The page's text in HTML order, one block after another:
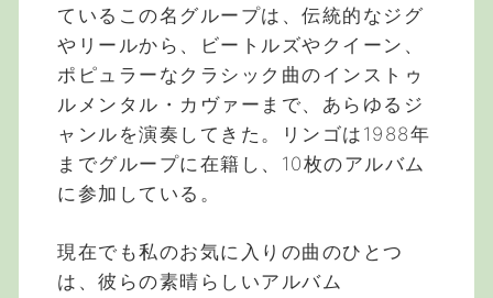
ているこの名グループは、伝統的なジグ
やリールから、ビートルズやクイーン、
ポピュラーなクラシック曲のインストゥ
ルメンタル・カヴァーまで、あらゆるジ
ャンルを演奏してきた。リンゴは1988年
までグループに在籍し、10枚のアルバム
に参加している。
現在でも私のお気に入りの曲のひとつ
は、彼らの素晴らしいアルバム